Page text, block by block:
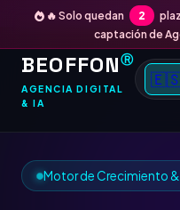
🔥 Solo quedan 2
captación de
BEOFFONⓇ
AGENCIA DIGITAL
& IA
Motor de Crecimiento